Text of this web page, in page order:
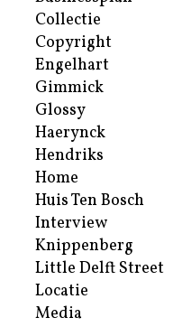
Collectie
Copyright
Engelhart
Gimmick
Glossy
Haerynck
Hendriks
Home
Huis Ten Bosch
Interview
Knippenberg
Little Delft Street
Locatie
Media